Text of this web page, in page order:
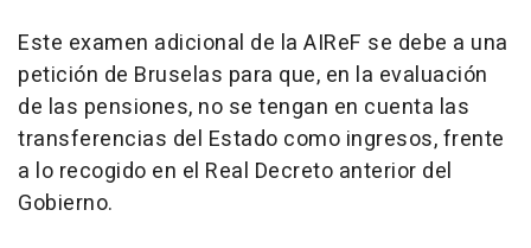
Este examen adicional de la AIReF se debe a una
petición de Bruselas para que, en la evaluación
de las pensiones, no se tengan en cuenta las
transferencias del Estado como ingresos, frente
a lo recogido en el Real Decreto anterior del
Gobierno.